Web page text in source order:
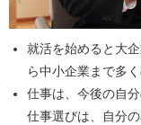
就活を始めると大
ら中小企業まで多
仕事は、今後の自
仕事選びは、自分